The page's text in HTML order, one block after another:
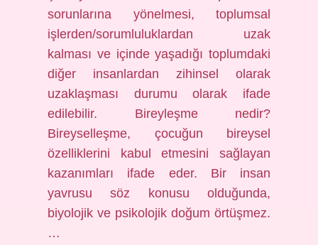
sorunlarına yönelmesi, toplumsal
işlerden/sorumluluklardan uzak
kalması ve içinde yaşadığı toplumdaki
diğer insanlardan zihinsel olarak
uzaklaşması durumu olarak ifade
edilebilir. Bireyleşme nedir?
Bireyselleşme, çocuğun bireysel
özelliklerini kabul etmesini sağlayan
kazanımları ifade eder. Bir insan
yavrusu söz konusu olduğunda,
biyolojik ve psikolojik doğum örtüşmez.
…